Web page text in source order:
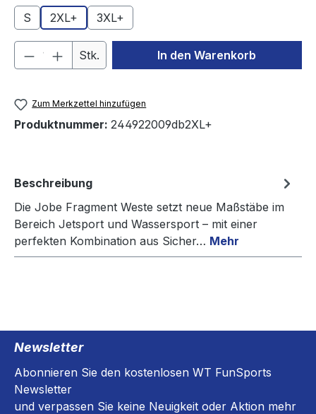
S
2XL+ 3XL+
Produkt Anzahl: Gib den
Stk. In den Warenkorb
Zum Merkzettel hinzufügen
Produktnummer: 244922009db2XL+
Beschreibung
Die Jobe Fragment Weste setzt neue Maßstäbe im
Bereich Jetsport und Wassersport – mit einer
perfekten Kombination aus Sicher… Mehr
Newsletter
Abonnieren Sie den kostenlosen WT FunSports
Newsletter
und verpassen Sie keine Neuigkeit oder Aktion mehr